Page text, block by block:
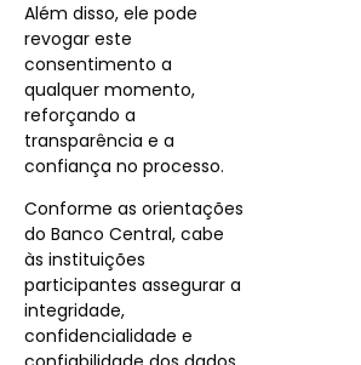
Além disso, ele pode
revogar este
consentimento a
qualquer momento,
reforçando a
transparência e a
confiança no processo.
Conforme as orientações
do Banco Central, cabe
às instituições
participantes assegurar a
integridade,
confidencialidade e